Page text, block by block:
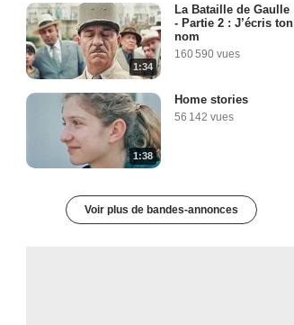
1:34
La Bataille de Gaulle
- Partie 2 : J’écris ton
nom
160 590 vues
1:38
Home stories
56 142 vues
Voir plus de bandes-annonces